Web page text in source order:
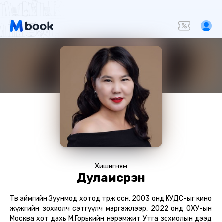
Хишигням
Дуламсүрэн
Төв аймгийн Зуунмод хотод төрж өссөн. 2003 онд КУДС-ыг кино
жүжгийн зохиолч сэтгүүлч мэргэжлээр, 2022 онд ОХУ-ын
Москва хот дахь М.Горькийн нэрэмжит Утга зохиолын дээд